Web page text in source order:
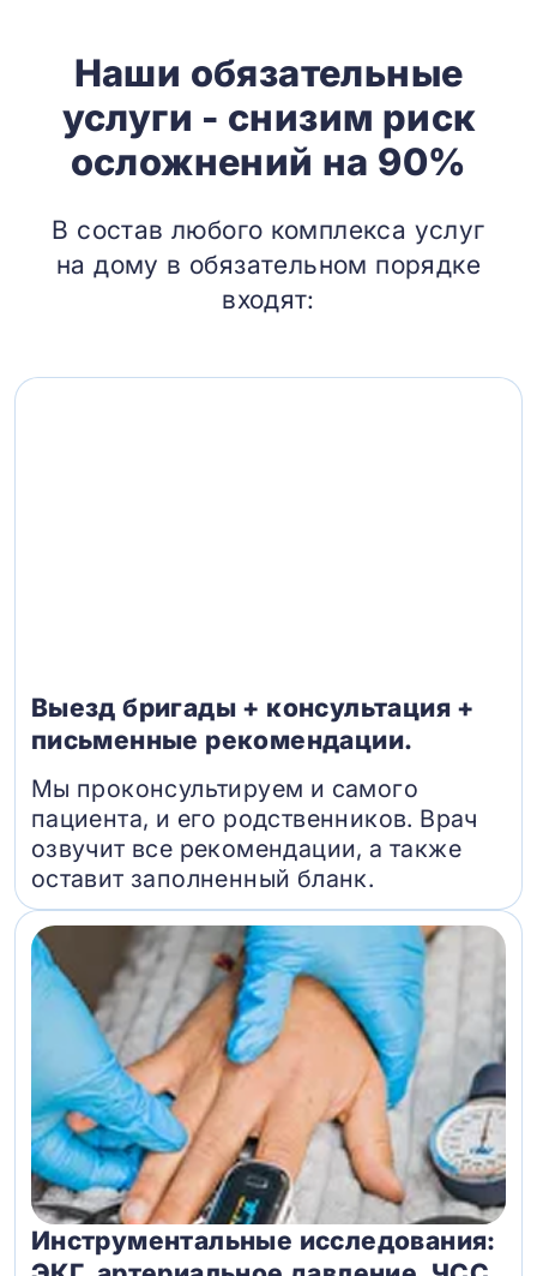
Наши обязательные
услуги - снизим риск
осложнений на 90%
В состав любого комплекса услуг
на дому в обязательном порядке
входят:
Выезд бригады + консультация +
письменные рекомендации.
Мы проконсультируем и самого
пациента, и его родственников. Врач
озвучит все рекомендации, а также
оставит заполненный бланк.
Инструментальные исследования: